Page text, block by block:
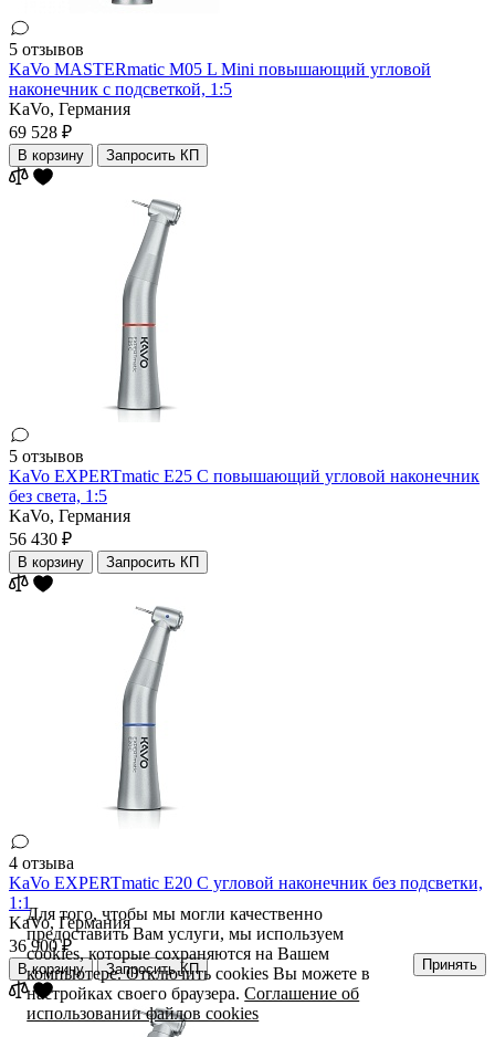
5 отзывов
KaVo MASTERmatic M05 L Mini повышающий угловой
наконечник с подсветкой, 1:5
KaVo, Германия
69 528 ₽
В корзину Запросить КП
5 отзывов
KaVo EXPERTmatic E25 С повышающий угловой наконечник
без света, 1:5
KaVo, Германия
56 430 ₽
В корзину Запросить КП
4 отзыва
KaVo EXPERTmatic E20 С угловой наконечник без подсветки,
1:1
KaVo,Германия
36 900 ₽
В корзину Запросить КП
Для того, чтобы мы могли качественно
предоставить Вам услуги, мы используем
cookies, которые сохраняются на Вашем
компьютере. Отключить cookies Вы можете в
настройках своего браузера.Соглашение об
использовании файлов cookies
Принять